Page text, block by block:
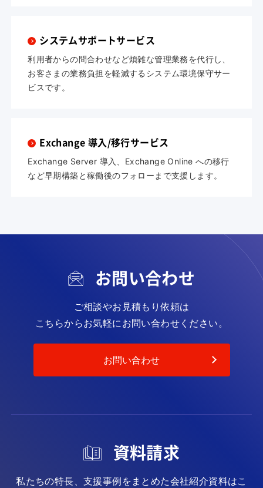
システムサポートサービス
利用者からの問合わせなど煩雑な管理業務を代行し、
お客さまの業務負担を軽減するシステム環境保守サー
ビスです。
Exchange 導入/移行サービス
Exchange Server 導入、Exchange Online への移行
など早期構築と稼働後のフォローまで支援します。
お問い合わせ
ご相談やお見積もり依頼は
こちらからお気軽にお問い合わせください。
お問い合わせ
資料請求
私たちの特長、支援事例をまとめた会社紹介資料はこ